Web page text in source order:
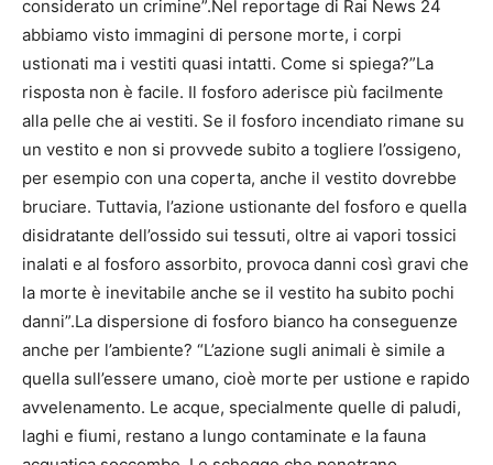
considerato un crimine”.Nel reportage di Rai News 24
abbiamo visto immagini di persone morte, i corpi
ustionati ma i vestiti quasi intatti. Come si spiega?”La
risposta non è facile. Il fosforo aderisce più facilmente
alla pelle che ai vestiti. Se il fosforo incendiato rimane su
un vestito e non si provvede subito a togliere l’ossigeno,
per esempio con una coperta, anche il vestito dovrebbe
bruciare. Tuttavia, l’azione ustionante del fosforo e quella
disidratante dell’ossido sui tessuti, oltre ai vapori tossici
inalati e al fosforo assorbito, provoca danni così gravi che
la morte è inevitabile anche se il vestito ha subito pochi
danni”.La dispersione di fosforo bianco ha conseguenze
anche per l’ambiente? “L’azione sugli animali è simile a
quella sull’essere umano, cioè morte per ustione e rapido
avvelenamento. Le acque, specialmente quelle di paludi,
laghi e fiumi, restano a lungo contaminate e la fauna